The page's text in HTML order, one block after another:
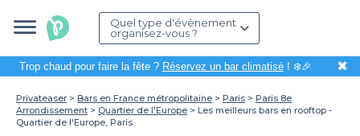
Quel type d'évènement
organisez-vous ?
Trop chaud pour faire la fête ? Réservez un bar climatisé! ❄️🎉 ✖
Privateaser Bars en France métropolitaine Paris
Paris 8e
Arrondissement
Quartier de l'Europe
Les meilleurs bars en rooftop -
Quartier de l'Europe, Paris